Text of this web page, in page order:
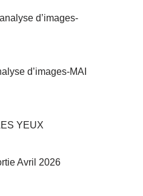
d’images-
d’images-MAI
YEUX
Avril 2026